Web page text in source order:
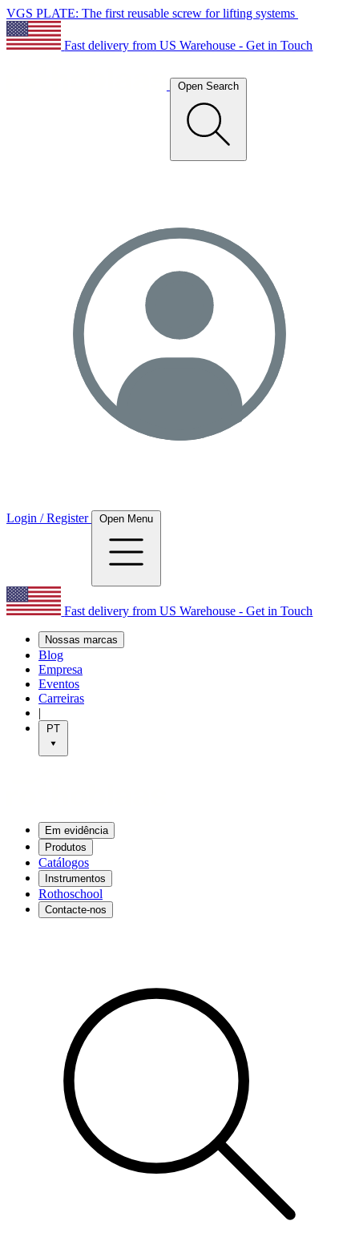
VGS PLATE: The first reusable screw for lifting systems
Fast delivery from US Warehouse - Get in Touch
Open Search
Login / Register Open Menu
Fast delivery from US Warehouse - Get in Touch
Nossas marcas
Blog
Empresa
Eventos
Carreiras
|
PT
Em evidência
Produtos
Catálogos
Instrumentos
Rothoschool
Contacte-nos